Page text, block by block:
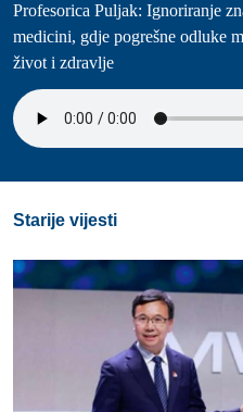
Profesorica Puljak: Ignoriranje
medicini, gdje pogrešne odluke
život i zdravlje
Starije vijesti